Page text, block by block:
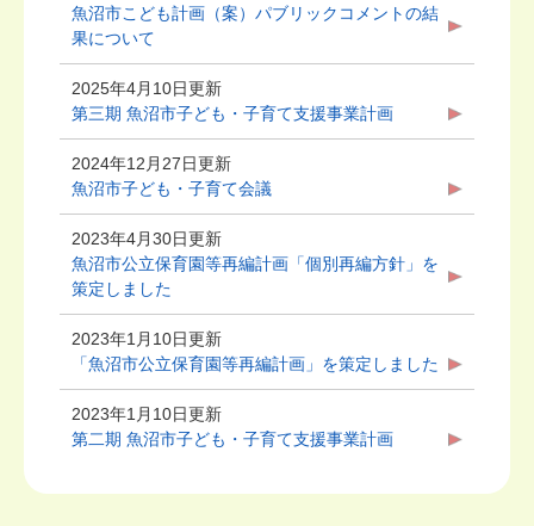
魚沼市こども計画（案）パブリックコメントの結
果について
2025年4月10日更新
第三期 魚沼市子ども・子育て支援事業計画
2024年12月27日更新
魚沼市子ども・子育て会議
2023年4月30日更新
魚沼市公立保育園等再編計画「個別再編方針」を
策定しました
2023年1月10日更新
「魚沼市公立保育園等再編計画」を策定しました
2023年1月10日更新
第二期 魚沼市子ども・子育て支援事業計画